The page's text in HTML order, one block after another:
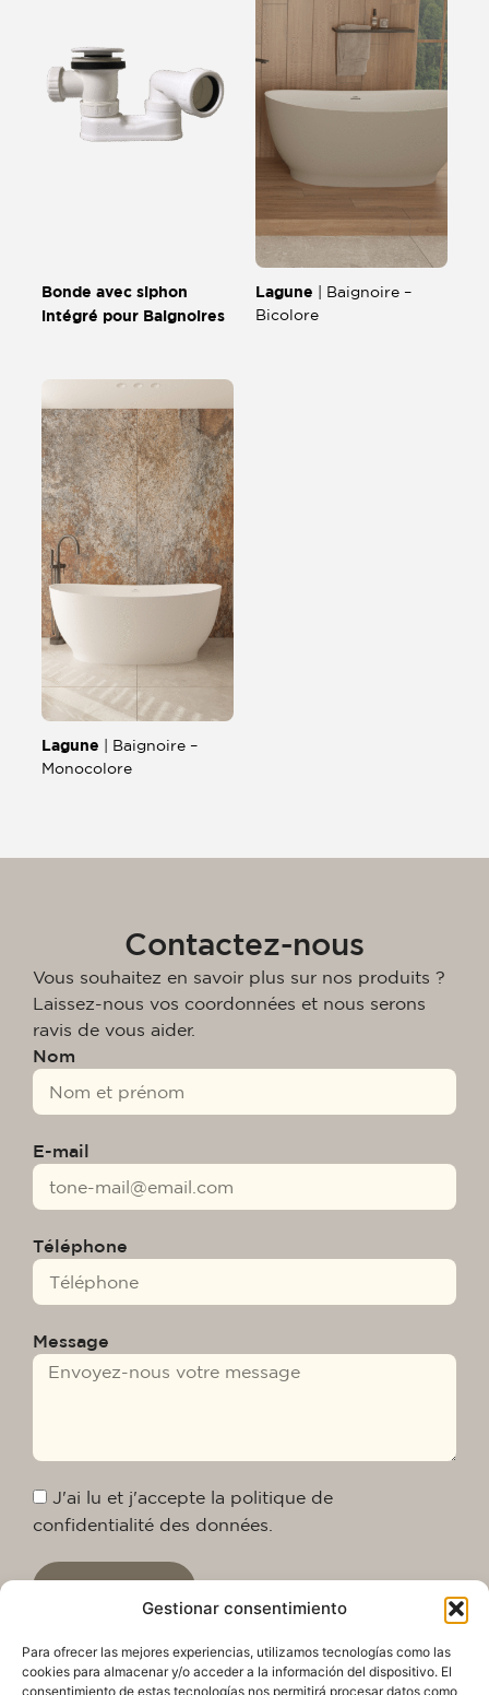
Gestionar consentimiento
Para ofrecer las mejores experiencias, utilizamos tecnologías como las
cookies para almacenar y/o acceder a la información del dispositivo. El
consentimiento de estas tecnologías nos permitirá procesar datos como
Bonde avec siphon
intégré pour Baignoires
Lagune | Baignoire –
Bicolore
Lagune | Baignoire –
Monocolore
Contactez-nous
Vous souhaitez en savoir plus sur nos produits ?
Laissez-nous vos coordonnées et nous serons
ravis de vous aider.
Nom
E-mail
Téléphone
Message
J'ai lu et j'accepte la politique de
confidentialité des données.